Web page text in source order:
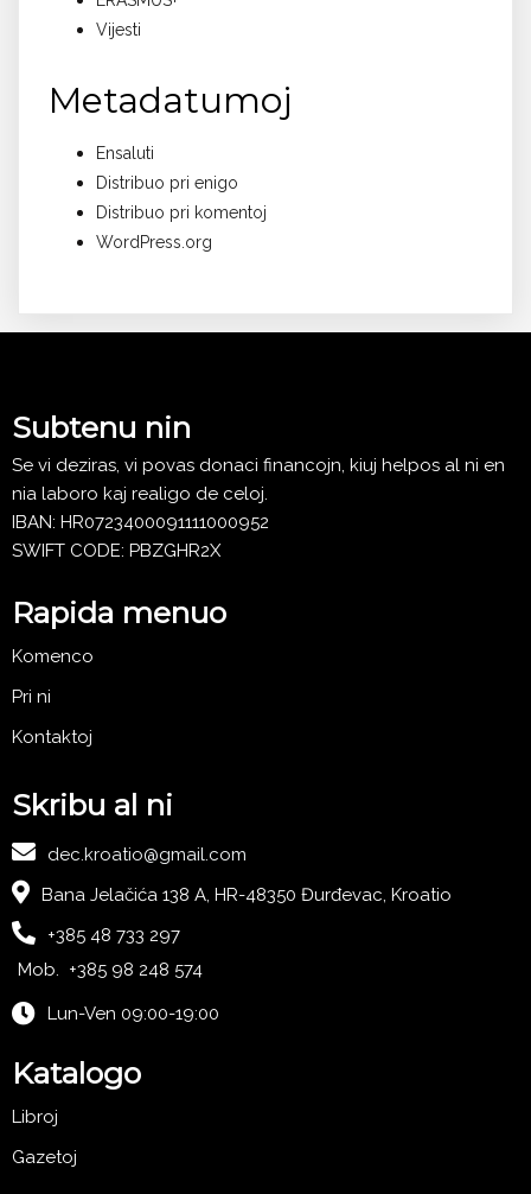
Vijesti
Metadatumoj
Ensaluti
Distribuo pri enigo
Distribuo pri komentoj
WordPress.org
Subtenu nin
Se vi deziras, vi povas donaci financojn, kiuj helpos al ni en
nia laboro kaj realigo de celoj.
IBAN: HR0723400091111000952
SWIFT CODE: PBZGHR2X
Rapida menuo
Komenco
Pri ni
Kontaktoj
Skribu al ni
dec.kroatio@gmail.com
Bana Jelačića 138 A, HR-48350 Đurđevac, Kroatio
+385 48 733 297
Mob. +385 98 248 574
Lun-Ven 09:00-19:00
Katalogo
Libroj
Gazetoj